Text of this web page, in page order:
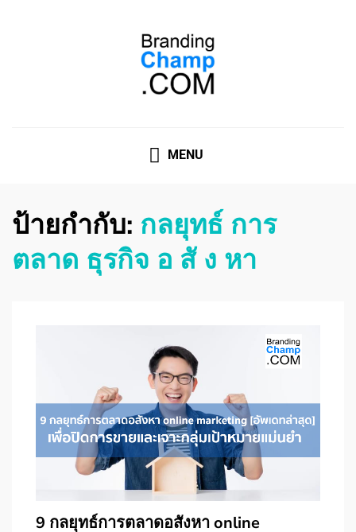
MENU
ป้ายกำกับ: กลยุทธ์ การ
ตลาด ธุรกิจ อ สั ง หา
9 กลยุทธ์การตลาดอสังหา online